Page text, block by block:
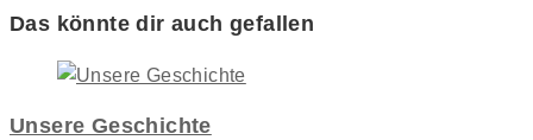
Das könnte dir auch gefallen
Unsere Geschichte